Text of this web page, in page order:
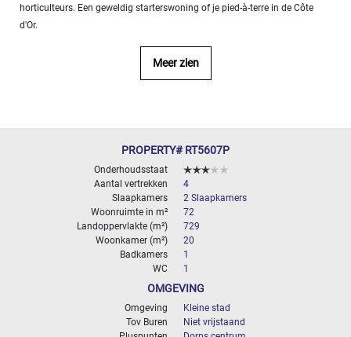
000
M
horticulteurs. Een geweldig starterswoning of je pied-à-terre in de Côte
d'Or.
Meer zien
PROPERTY# RT5607P
Onderhoudsstaat
Aantal vertrekken
4
Slaapkamers
2 Slaapkamers
Woonruimte in m²
72
Landoppervlakte (m²)
729
Woonkamer (m²)
20
Badkamers
1
WC
1
OMGEVING
Omgeving
Kleine stad
Tov Buren
Niet vrijstaand